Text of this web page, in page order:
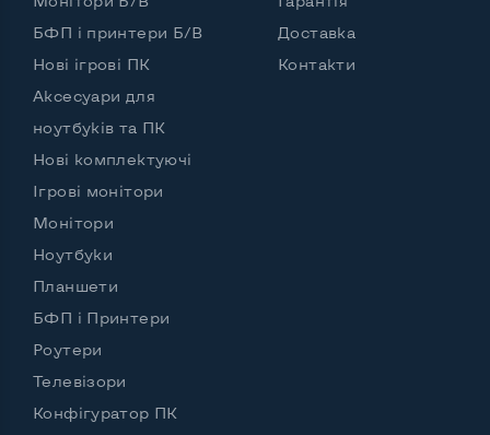
AMD Ryzen 7 6800H (3,20 - 4,0 GHz)
Тип оперативної пам'яті
DDR5
Обʼєм оперативної памʼяті
Обʼєм накопичувача
Обʼєм HDD
Можливості відеокарти:
Тип відеокарти
БФП і принтери Б/В
Нові ігрові ПК
Аксесуари для
ноутбуків та ПК
Нові комплектуючі
Ігрові монітори
Монітори
Ноутбуки
Планшети
БФП і Принтери
Роутери
Телевізори
Конфігуратор ПК
Доставка
Контакти